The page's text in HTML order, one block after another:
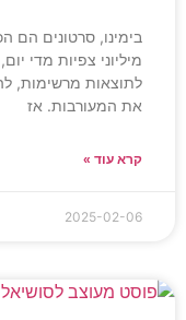
בימינו, סרטונים הם
מיליוני צפיות מדי
לתוצאות מרשימות,
את המעורבות. אז
קרא עוד »
2025-02-06